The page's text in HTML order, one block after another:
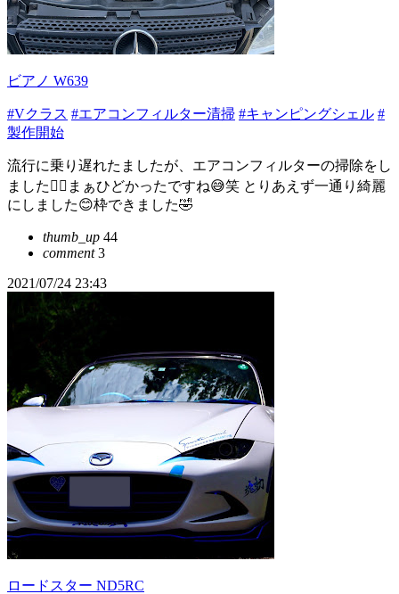
ビアノ W639
#Vクラス #エアコンフィルター清掃 #キャンピングシェル #
製作開始
流行に乗り遅れたましたが、エアコンフィルターの掃除をし
ました🙆‍♂️まぁひどかったですね😅笑 とりあえず一通り綺麗
にしました😊枠できました🤣
thumb_up 44
comment3
2021/07/24 23:43
ロードスター ND5RC